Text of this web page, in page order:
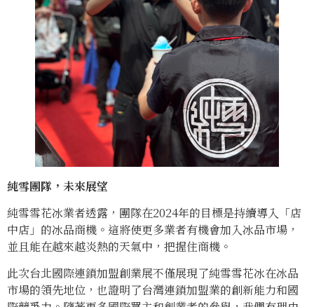
純雪團隊，未來展望
純雪雪花冰業者透露，團隊在2024年的目標是持續導入「店
中店」的冰品商機。這將使更多業者有機會加入冰品市場，
並且能在越來越炎熱的天氣中，把握住商機。
此次台北國際連鎖加盟創業展不僅展現了純雪雪花冰在冰品
市場的領先地位，也證明了台灣連鎖加盟業的創新能力和國